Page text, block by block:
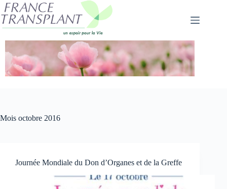
Passer
au
contenu
Mois octobre 2016
Journée Mondiale du Don d’Organes et de la Greffe